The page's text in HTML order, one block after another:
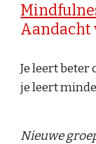
Aandacht
Je leert beter
je leert
Nieuwe